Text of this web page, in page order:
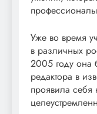
Уже во время
в различных
2005 году она
редактора в
проявила себя